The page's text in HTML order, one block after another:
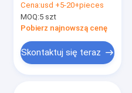
do polerowania do
polerowania i
usuwania zadziorów
Cena:usd +5-20+pieces
MOQ:5 szt
Pobierz najnowszą cenę
Skontaktuj się teraz